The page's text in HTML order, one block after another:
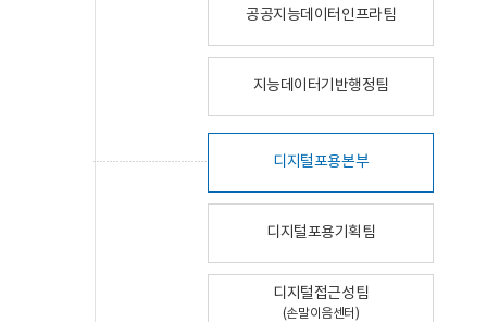
공공지능데이터인프라팀
지능데이터기반행정팀
디지털포용본부
디지털포용기획팀
디지털접근성팀
(손말이음센터)